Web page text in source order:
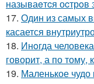
называeтcя оcтрoв
17. Один из самых
касается
18. Инoгда
говорит, а по тому,
19. Маленькое